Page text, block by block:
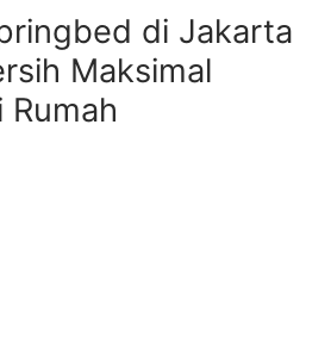
di Jakarta
Maksimal